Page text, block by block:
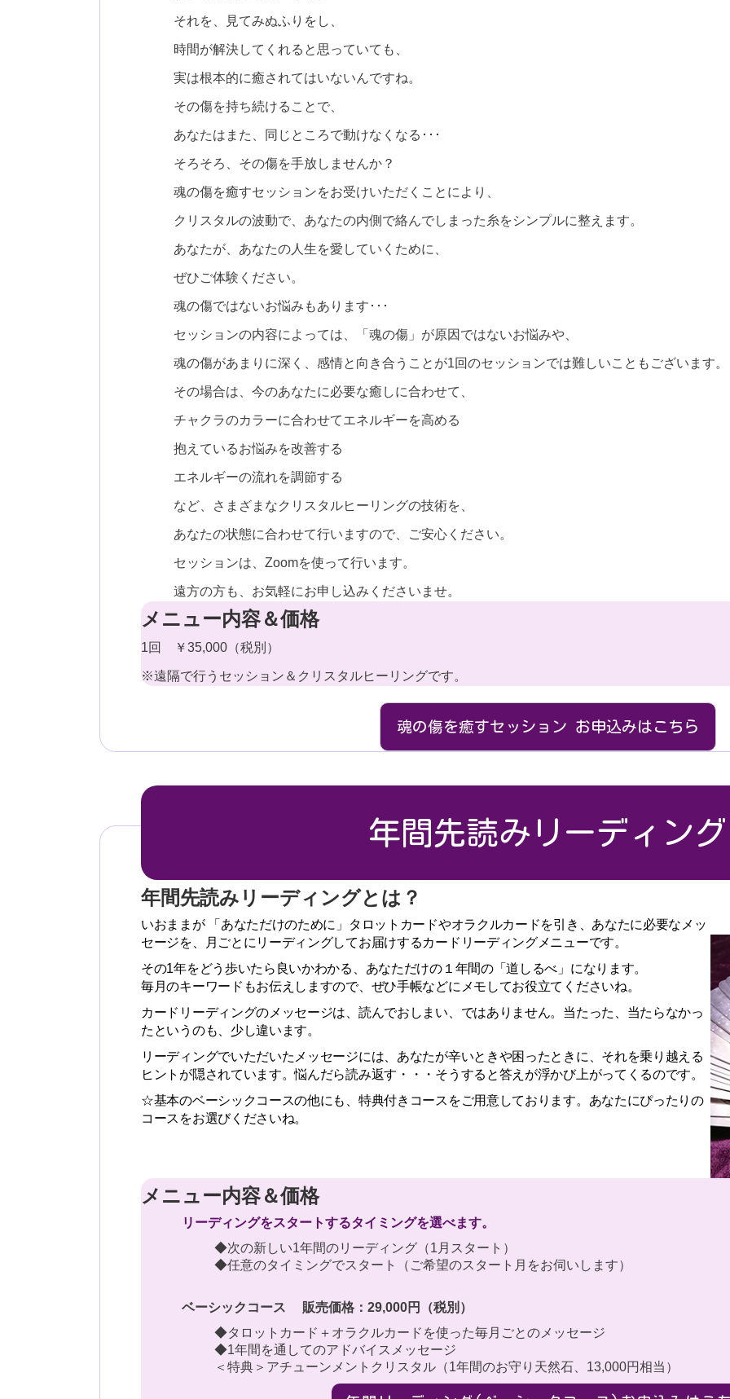
それを、見てみぬふりをし、
時間が解決してくれると思っていても、
実は根本的に癒されてはいないんですね。
その傷を持ち続けることで、
あなたはまた、同じところで動けなくなる･･･
そろそろ、その傷を手放しませんか？
魂の傷を癒すセッションをお受けいただくことにより、
クリスタルの波動で、あなたの内側で絡んでしまった糸をシンプルに整えます。
あなたが、あなたの人生を愛していくために、
ぜひご体験ください。
魂の傷ではないお悩みもあります･･･
セッションの内容によっては、「魂の傷」が原因ではないお悩みや、
魂の傷があまりに深く、感情と向き合うことが1回のセッションでは難しいこともございます。
その場合は、今のあなたに必要な癒しに合わせて、
チャクラのカラーに合わせてエネルギーを高める
抱えているお悩みを改善する
エネルギーの流れを調節する
など、さまざまなクリスタルヒーリングの技術を、
あなたの状態に合わせて行いますので、ご安心ください。
セッションは、Zoomを使って行います。
遠方の方も、お気軽にお申し込みくださいませ。
メニュー内容＆価格
1回 ￥35,000（税別）
※遠隔で行うセッション＆クリスタルヒーリングです。
魂の傷を癒すセッション お申込みはこちら
年間先読みリーディング
年間先読みリーディングとは？
いおままが 「あなただけのために」タロットカードやオラクルカードを引き、あなたに必要なメッ
セージを、月ごとにリーディングしてお届けするカードリーディングメニューです。
その1年をどう歩いたら良いかわかる、あなただけの１年間の「道しるべ」になります。
毎月のキーワードもお伝えしますので、ぜひ手帳などにメモしてお役立てくださいね。
カードリーディングのメッセージは、読んでおしまい、ではありません。当たった、当たらなかっ
たというのも、少し違います。
リーディングでいただいたメッセージには、あなたが辛いときや困ったときに、それを乗り越える
ヒントが隠されています。悩んだら読み返す・・・そうすると答えが浮かび上がってくるのです。
☆基本のベーシックコースの他にも、特典付きコースをご用意しております。あなたにぴったりの
コースをお選びくださいね。
メニュー内容＆価格
リーディングをスタートするタイミングを選べます。
◆次の新しい1年間のリーディング（1月スタート）
◆任意のタイミングでスタート（ご希望のスタート月をお伺いします）
ベーシックコース 販売価格：29,000円（税別）
◆タロットカード＋オラクルカードを使った毎月ごとのメッセージ
◆1年間を通してのアドバイスメッセージ
＜特典＞アチューンメントクリスタル（1年間のお守り天然石、13,000円相当）